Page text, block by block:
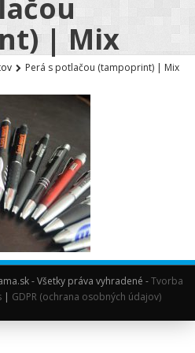
| Mix
Perá s potlačou (tampoprint) | Mix
- Všetky práva vyhradené -Tvorba
| GDPR (ochrana osobných údajov)